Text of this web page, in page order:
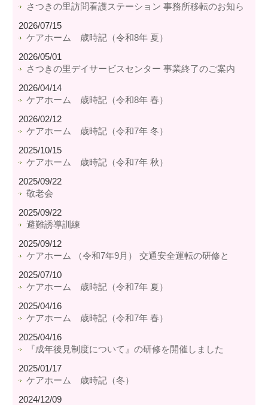
さつきの里訪問看護ステーション 事務所移転のお知ら
2026/07/15
ケアホーム 歳時記（令和8年 夏）
2026/05/01
さつきの里デイサービスセンター 事業終了のご案内
2026/04/14
ケアホーム 歳時記（令和8年 春）
2026/02/12
ケアホーム 歳時記（令和7年 冬）
2025/10/15
ケアホーム 歳時記（令和7年 秋）
2025/09/22
敬老会
2025/09/22
避難誘導訓練
2025/09/12
ケアホーム （令和7年9月） 交通安全運転の研修と
2025/07/10
ケアホーム 歳時記（令和7年 夏）
2025/04/16
ケアホーム 歳時記（令和7年 春）
2025/04/16
『成年後見制度について』の研修を開催しました
2025/01/17
ケアホーム 歳時記（冬）
2024/12/09